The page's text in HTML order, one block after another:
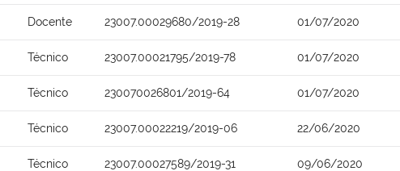
Docente 23007.00029680/2019-28 01/07/2020
Técnico 23007.00021795/2019-78 01/07/2020
Técnico 230070026801/2019-64 01/07/2020
Técnico 23007.00022219/2019-06 22/06/2020
Técnico 23007.00027589/2019-31 09/06/2020